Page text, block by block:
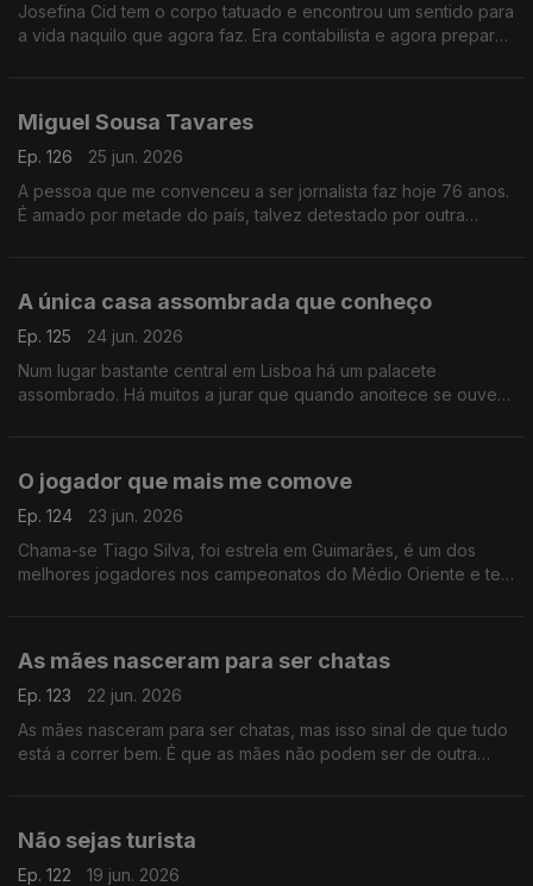
Josefina Cid tem o corpo tatuado e encontrou um sentido para
a vida naquilo que agora faz. Era contabilista e agora prepara
Miguel Sousa Tavares
Ep. 126
25 jun. 2026
A pessoa que me convenceu a ser jornalista faz hoje 76 anos.
É amado por metade do país, talvez detestado por outra
A única casa assombrada que conheço
Ep. 125
24 jun. 2026
Num lugar bastante central em Lisboa há um palacete
assombrado. Há muitos a jurar que quando anoitece se ouvem
O jogador que mais me comove
Ep. 124
23 jun. 2026
Chama-se Tiago Silva, foi estrela em Guimarães, é um dos
melhores jogadores nos campeonatos do Médio Oriente e tem
As mães nasceram para ser chatas
Ep. 123
22 jun. 2026
As mães nasceram para ser chatas, mas isso sinal de que tudo
está a correr bem. É que as mães não podem ser de outra
Não sejas turista
Ep. 122
19 jun. 2026